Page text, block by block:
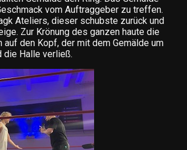
vom Auftraggeber zu treffen.
Ateliers, dieser schubste zurück und
Zur Krönung des ganzen haute die
auf den Kopf, der mit dem Gemälde um
die Halle verließ.